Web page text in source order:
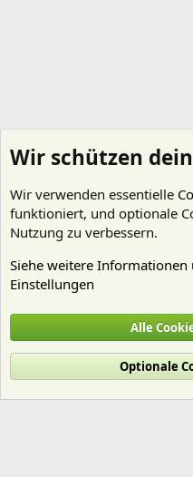
Cookies
Deutsch (Du)
Nutzungsbedingungen
R
Wir schützen
Wir verwenden essentielle
funktioniert, und optionale
Nutzung zu verbessern.
Siehe weitere
Einstellungen
Alle
Optionale